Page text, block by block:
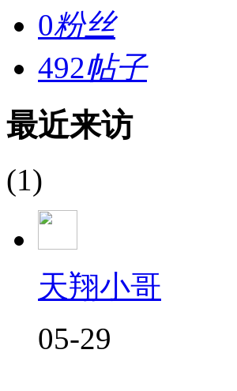
0粉丝
492帖子
最近来访
(1)
天翔小哥
05-29